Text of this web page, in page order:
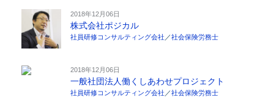
2018年12月06日
株式会社ポジカル
社員研修コンサルティング会社 ／社会保険労務士
2018年12月06日
一般社団法人働くしあわせプロジェクト
社員研修コンサルティング会社 ／社会保険労務士